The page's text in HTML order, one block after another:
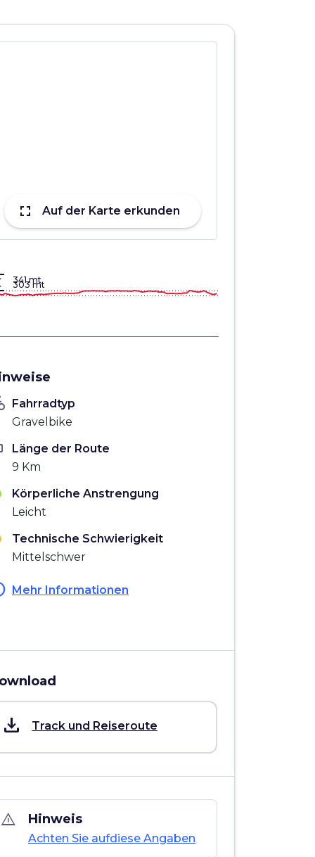
fullscreen Auf der Karte erkunden
341 mt
303 mt
Fahrradtyp
Gravelbike
Länge der Route
9 Km
Körperliche Anstrengung
Leicht
Technische Schwierigkeit
Mittelschwer
Mehr Informationen
save_alt Track und Reiseroute
warning_amber Hinweis
Achten Sie aufdiese Angaben